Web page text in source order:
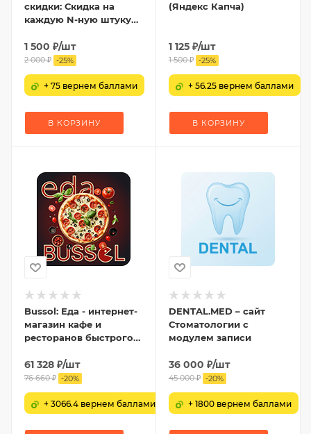
скидки: Скидка на
каждую N-ную штуку
1 500 ₽/шт
2 000₽ -25%
+ 75 вернем баллами
В КОРЗИНУ
(Яндекс Капча)
1 125 ₽/шт
1 500₽ -25%
+ 56.25 вернем баллами
В КОРЗИНУ
Bussol: Еда - интернет-
магазин кафе и
ресторанов быстрого
61 328 ₽/шт
76 660₽ -20%
+ 3066.4 вернем баллами
DENTAL.MED – сайт
Стоматологии с
модулем записи
36 000 ₽/шт
45 000₽ -20%
+ 1800 вернем баллами